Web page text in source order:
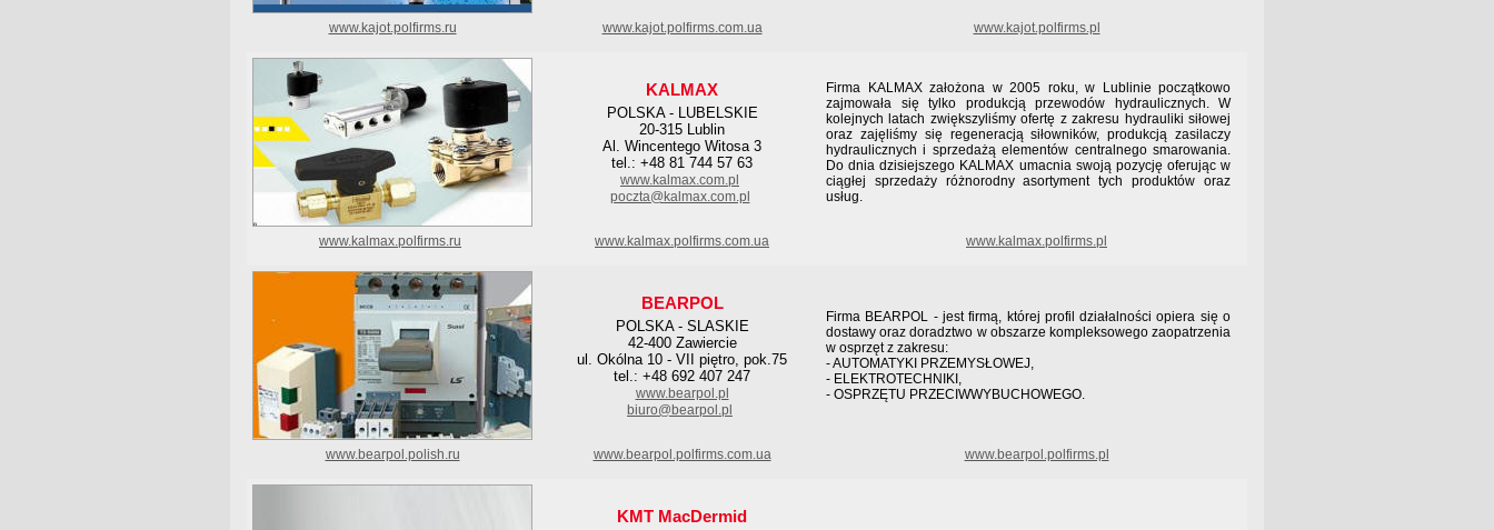
www.kajot.polfirms.ru www.kajot.polfirms.com.ua www.kajot.polfirms.pl
KALMAX
POLSKA - LUBELSKIE
20-315 Lublin
Al. Wincentego Witosa 3
tel.: +48 81 744 57 63
www.kalmax.com.pl
poczta@kalmax.com.pl
Firma KALMAX założona w 2005 roku, w Lublinie początkowo
zajmowała się tylko produkcją przewodów hydraulicznych. W
kolejnych latach zwiększyliśmy ofertę z zakresu hydrauliki siłowej
oraz zajęliśmy się regeneracją siłowników, produkcją zasilaczy
hydraulicznych i sprzedażą elementów centralnego smarowania.
Do dnia dzisiejszego KALMAX umacnia swoją pozycję oferując w
ciągłej sprzedaży różnorodny asortyment tych produktów oraz
usług.
www.kalmax.polfirms.ru www.kalmax.polfirms.com.ua www.kalmax.polfirms.pl
BEARPOL
POLSKA - SLASKIE
42-400 Zawiercie
ul. Okólna 10 - VII piętro, pok.75
tel.: +48 692 407 247
www.bearpol.pl
biuro@bearpol.pl
Firma BEARPOL - jest firmą, której profil działalności opiera się o
dostawy oraz doradztwo w obszarze kompleksowego zaopatrzenia
w osprzęt z zakresu:
- AUTOMATYKI PRZEMYSŁOWEJ,
- ELEKTROTECHNIKI,
- OSPRZĘTU PRZECIWWYBUCHOWEGO.
www.bearpol.polish.ru www.bearpol.polfirms.com.ua www.bearpol.polfirms.pl
KMT MacDermid